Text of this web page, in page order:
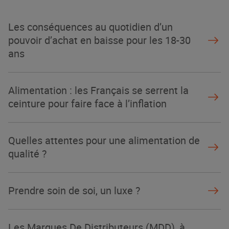
NOTRE MODÈLE
Les conséquences au quotidien d’un
pouvoir d’achat en baisse pour les 18-30
ans
Alimentation : les Français se serrent la
ceinture pour faire face à l’inflation
Quelles attentes pour une alimentation de
qualité ?
Prendre soin de soi, un luxe ?